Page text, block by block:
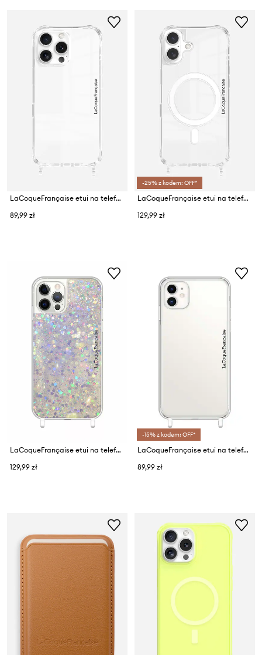
LaCoqueFrançaise etui na telefon iPhone 16 Pro Max
89,99 zł
-25% z kodem: OFF*
LaCoqueFrançaise etui na telefon iPhone 16 MagSafe
129,99 zł
LaCoqueFrançaise etui na telefon iPhone 15 Pro
129,99 zł
-15% z kodem: OFF*
LaCoqueFrançaise etui na telefon Transparent iPhone 11
89,99 zł